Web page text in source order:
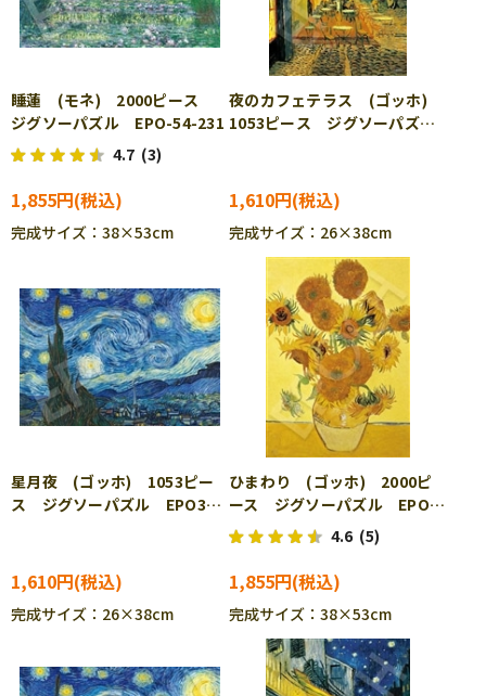
睡蓮 (モネ) 2000ピース
ジグソーパズル EPO-54-231
4.7 (3)
1,855円
完成サイズ：38×53cm
夜のカフェテラス (ゴッホ)
1053ピース ジグソーパズ
1,610円
完成サイズ：26×38cm
星月夜 (ゴッホ) 1053ピー
ス ジグソーパズル EPO31-
1,610円
完成サイズ：26×38cm
ひまわり (ゴッホ) 2000ピ
ース ジグソーパズル EPO-
54-228
4.6 (5)
1,855円
完成サイズ：38×53cm